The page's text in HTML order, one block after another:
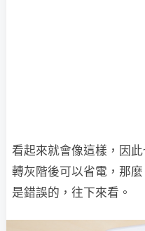
看起來就會像這樣，因
轉灰階後可以省電，那
是錯誤的，往下來看。